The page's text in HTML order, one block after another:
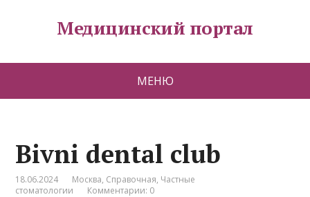
Медицинский портал
МЕНЮ
Bivni dental club
18.06.2024 Москва, Справочная, Частные
стоматологии
Комментарии: 0